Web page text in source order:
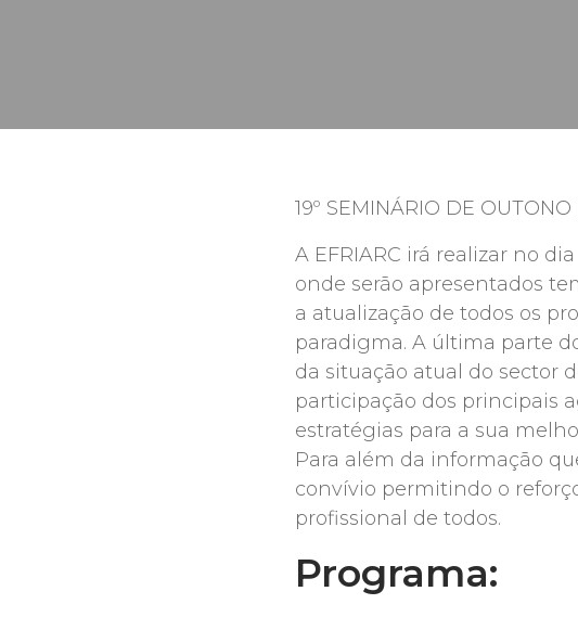
19º SEMINÁRIO DE
A EFRIARC irá realizar no
onde serão apresentados
a atualização de todos os
paradigma. A última parte
da situação atual do sector
participação dos principais
estratégias para a sua
Para além da informação
convívio permitindo o
profissional de todos.
Programa: